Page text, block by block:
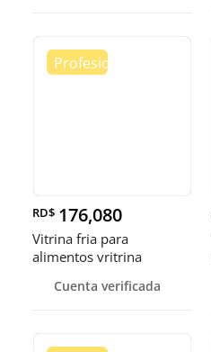
RD$ 176,080
Vitrina fria para
alimentos vritrina
Cuenta verificada